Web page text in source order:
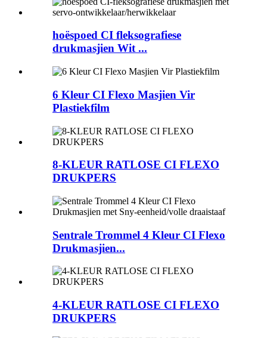
hoëspoed CI fleksografiese
drukmasjien Wit ...
6 Kleur CI Flexo Masjien Vir
Plastiekfilm
8-KLEUR RATLOSE CI FLEXO
DRUKPERS
Sentrale Trommel 4 Kleur CI Flexo
Drukmasjien...
4-KLEUR RATLOSE CI FLEXO
DRUKPERS